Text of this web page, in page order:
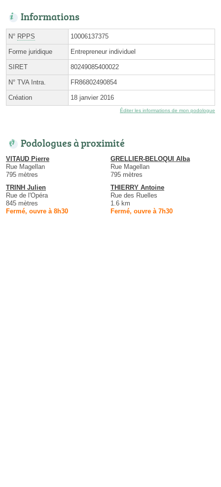
Informations
N° RPPS 10006137375
Forme juridique Entrepreneur individuel
SIRET 80249085400022
N° TVA Intra. FR86802490854
Création 18 janvier 2016
Éditer les informations de mon podologue
Podologues à proximité
VITAUD Pierre
Rue Magellan
795 mètres
GRELLIER-BELOQUI Alba
Rue Magellan
795 mètres
TRINH Julien
Rue de l'Opéra
845 mètres
Fermé, ouvre à 8h30
THIERRY Antoine
Rue des Ruelles
1.6 km
Fermé, ouvre à 7h30